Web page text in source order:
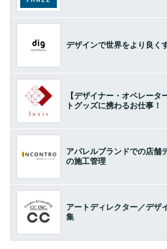
デザインで世界をより良くす
【デザイナー・オペレー
トグッズに携わるお仕事！
アパレルブランドでの店舗
の施工管理
アートディレクター／デザ
集